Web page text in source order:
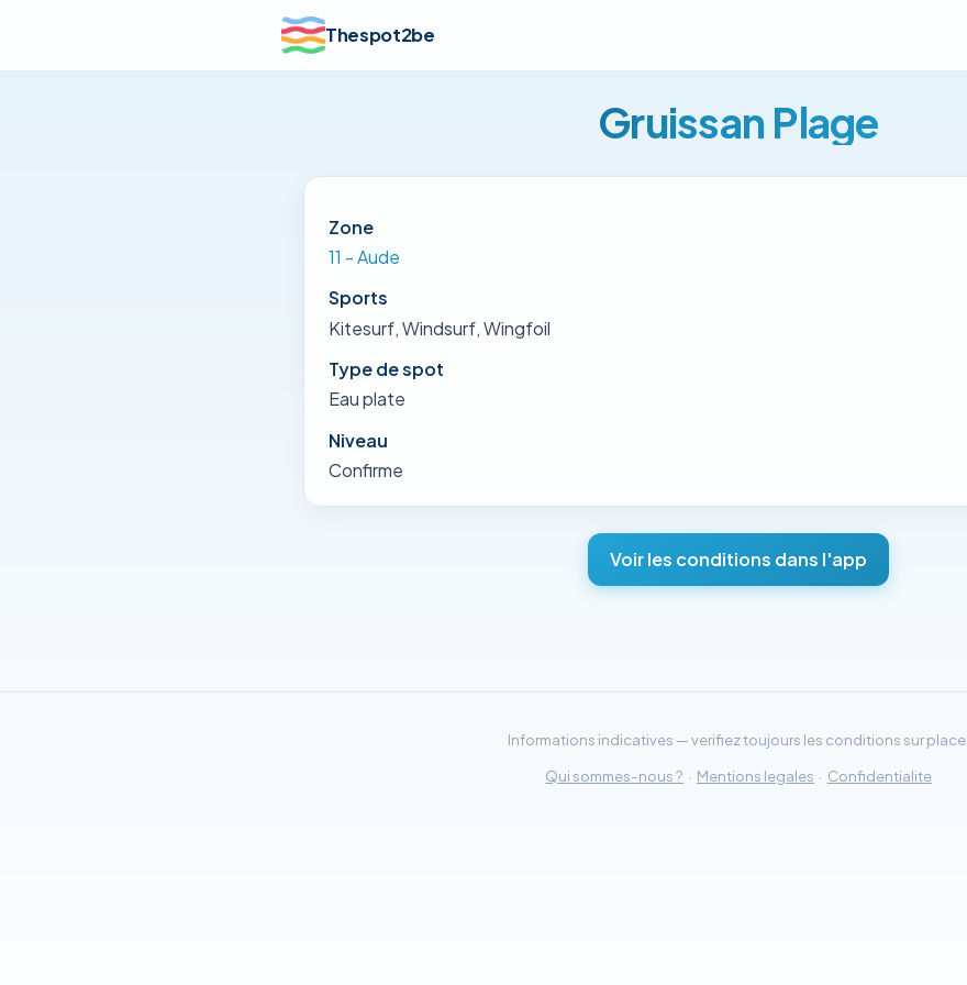
Thespot2be
Gruissan Plage
Zone
11 - Aude
Sports
Kitesurf, Windsurf, Wingfoil
Type de spot
Eau plate
Niveau
Confirme
Voir les conditions dans l'app
Informations indicatives — verifiez toujours les conditions sur place.
Qui sommes-nous ? · Mentions legales · Confidentialite